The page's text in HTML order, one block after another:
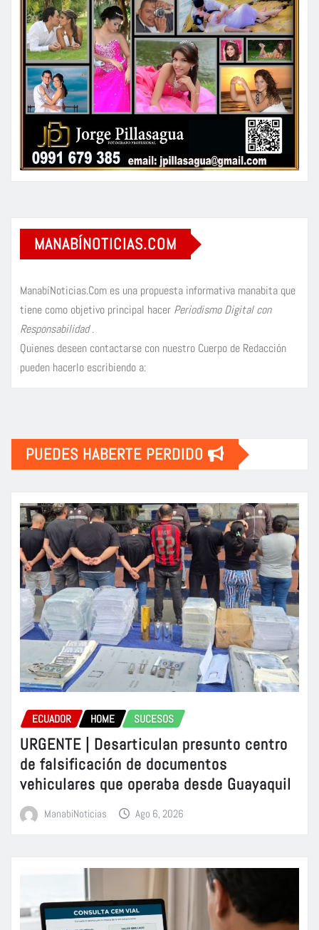
MANABÍNOTICIAS.COM
ManabíNoticias.Com es una propuesta informativa manabita que
tiene como objetivo principal hacer Periodismo Digital con
Responsabilidad.
Quienes deseen contactarse con nuestro Cuerpo de Redacción
pueden hacerlo escribiendo a:
PUEDES HABERTE PERDIDO
ECUADOR HOME SUCESOS
URGENTE | Desarticulan presunto centro
de falsificación de documentos
vehiculares que operaba desde Guayaquil
ManabiNoticias Ago 6, 2026